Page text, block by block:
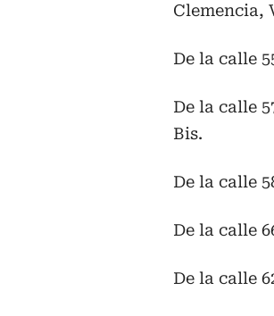
Clemencia,
De la calle
De la calle
Bis.
De la calle
De la calle
De la calle